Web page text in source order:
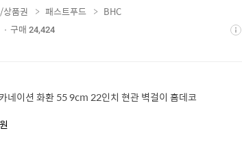
상
품권 패스트푸드
BHC
구매 24,424
네이션 화환 55 9cm 22인치 현관 벽걸이 홈데코
원